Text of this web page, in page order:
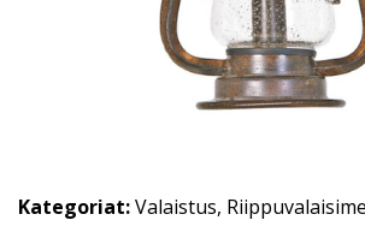
Kategoriat:Valaistus,